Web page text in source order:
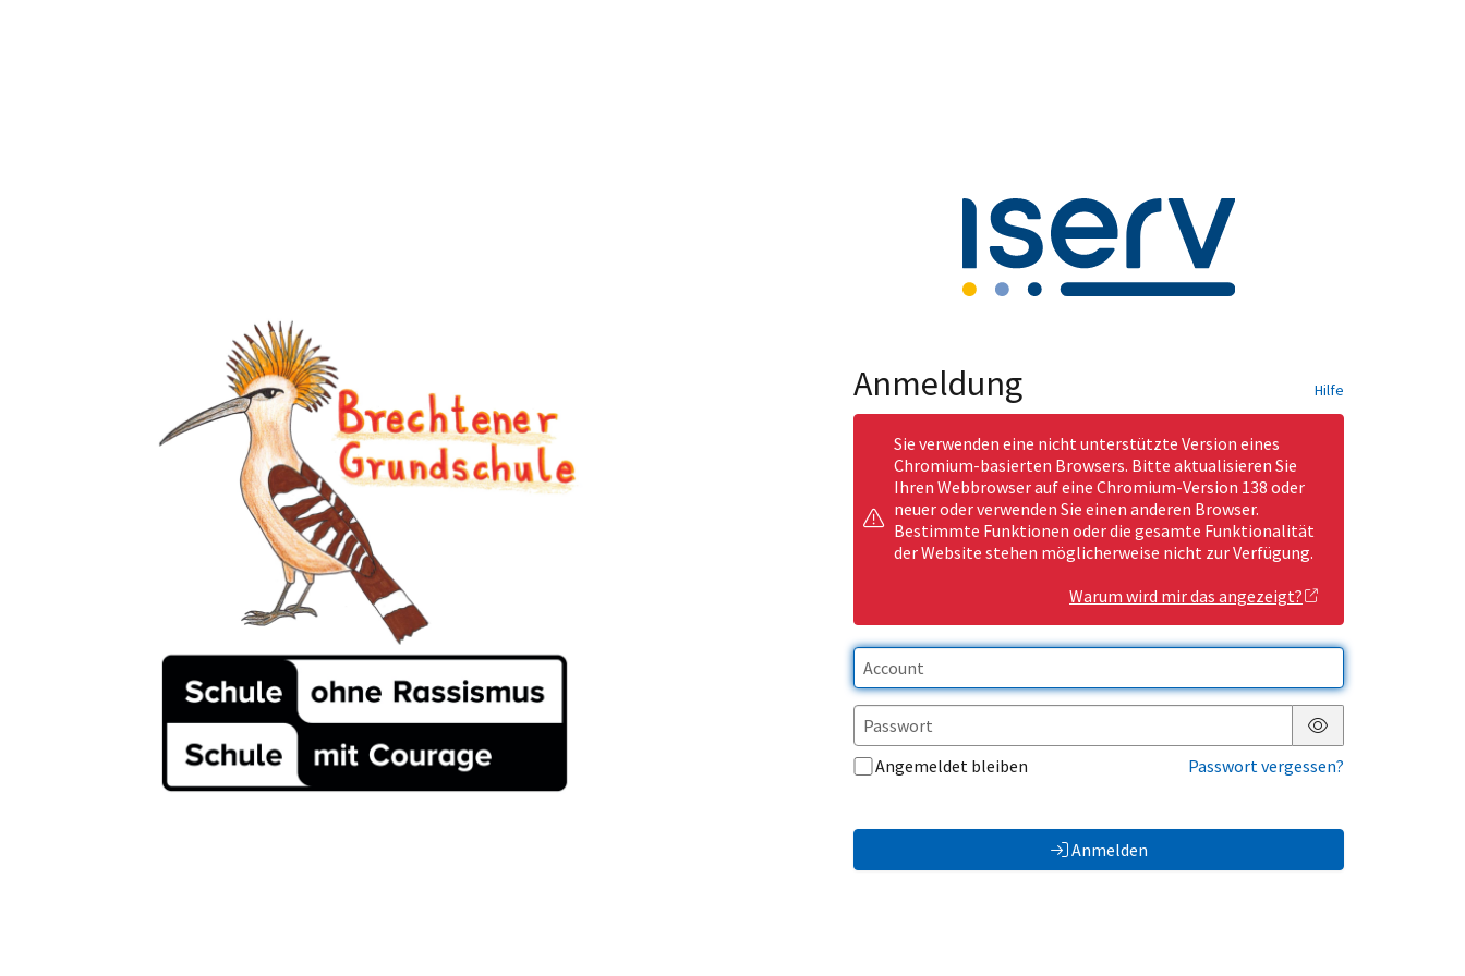
Anmeldung Hilfe
Sie verwenden eine nicht unterstützte Version eines
Chromium-basierten Browsers. Bitte aktualisieren Sie
Ihren Webbrowser auf eine Chromium-Version 138 oder
neuer oder verwenden Sie einen anderen Browser.
Bestimmte Funktionen oder die gesamte Funktionalität
der Website stehen möglicherweise nicht zur Verfügung.
Warum wird mir das angezeigt?
Passwort anzeigen
Angemeldet bleiben
Passwort vergessen?
Anmelden